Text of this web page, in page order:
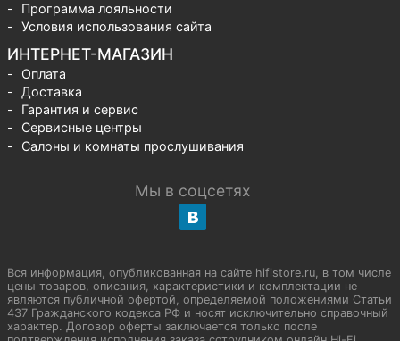
Программа лояльности
Условия использования сайта
ИНТЕРНЕТ-МАГАЗИН
Оплата
Доставка
Гарантия и сервис
Сервисные центры
Салоны и комнаты прослушивания
Мы в соцсетях
Вся информация, опубликованная на сайте hifistore.ru, в том числе
цены товаров, описания, характеристики и комплектации не
являются публичной офертой, определяемой положениями Статьи
437 Гражданского кодекса РФ и носят исключительно справочный
характер. Договор оферты заключается только после